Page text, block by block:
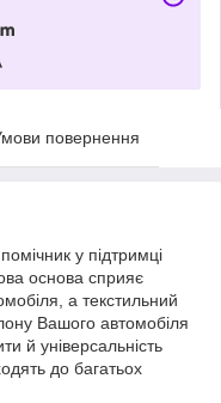
повернення
у підтримці
основа сприяє
а текстильний
Вашого автомобіля
й універсальність
до багатьох